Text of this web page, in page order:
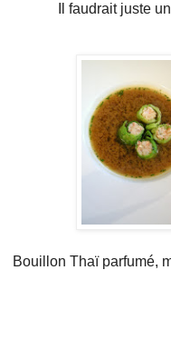
Il faudrait juste
Bouillon Thaï parfumé,